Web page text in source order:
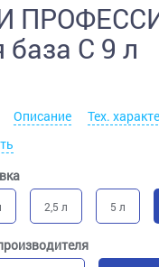
база С 9 л
Описание Тех.
2,5 л 5 л